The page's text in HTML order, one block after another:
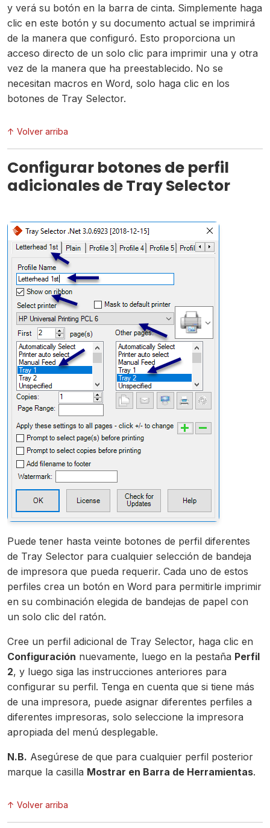
y verá su botón en la barra de cinta. Simplemente haga
clic en este botón y su documento actual se imprimirá
de la manera que configuró. Esto proporciona un
acceso directo de un solo clic para imprimir una y otra
vez de la manera que ha preestablecido. No se
necesitan macros en Word, solo haga clic en los
botones de Tray Selector.
↑ Volver arriba
Configurar botones de perfil
adicionales de Tray Selector
Puede tener hasta veinte botones de perfil diferentes
de Tray Selector para cualquier selección de bandeja
de impresora que pueda requerir. Cada uno de estos
perfiles crea un botón en Word para permitirle imprimir
en su combinación elegida de bandejas de papel con
un solo clic del ratón.
Cree un perfil adicional de Tray Selector, haga clic en
Configuración nuevamente, luego en la pestaña Perfil
2, y luego siga las instrucciones anteriores para
configurar su perfil. Tenga en cuenta que si tiene más
de una impresora, puede asignar diferentes perfiles a
diferentes impresoras, solo seleccione la impresora
apropiada del menú desplegable.
N.B. Asegúrese de que para cualquier perfil posterior
marque la casilla Mostrar en Barra de Herramientas.
↑ Volver arriba